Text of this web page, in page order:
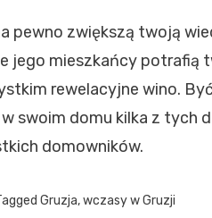
pewno zwiększą twoją
jego mieszkańcy potrafią
rewelacyjne wino.
swoim domu kilka z tych
domowników.
Gruzja,wczasy w Gruzji